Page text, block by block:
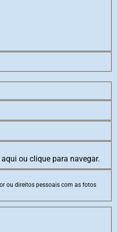
ou clique para navegar.
ou direitos pessoais com as fotos